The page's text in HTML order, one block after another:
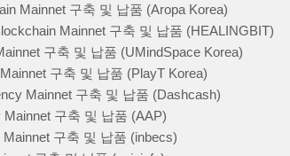
Mainnet 구축 및 납품 (Aropa Korea)
Mainnet 구축 및 납품 (HEALINGBIT)
구축 및 납품 (UMindSpace Korea)
구축 및 납품 (PlayT Korea)
Mainnet 구축 및 납품 (Dashcash)
구축 및 납품 (AAP)
구축 및 납품 (inbecs)